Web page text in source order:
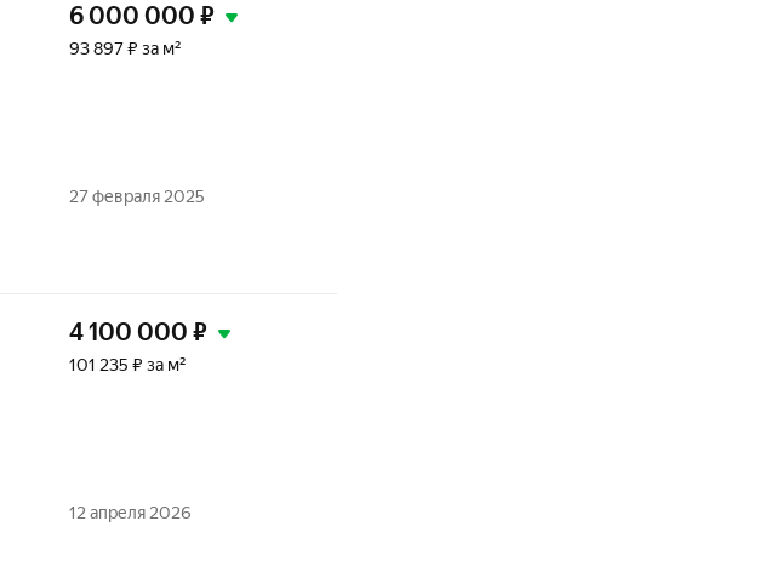
6 000 000 ₽
93 897 ₽ за м²
27 февраля 2025
4 100 000 ₽
101 235 ₽ за м²
12 апреля 2026